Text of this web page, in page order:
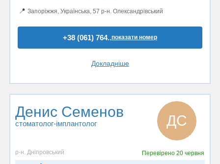
📍 Запоріжжя, Українська, 57 р-н. Олександрівський
+38 (061) 764..показати номер
Докладніше
Денис Семенов
стоматолог-імплантолог ДС
р-н. Дніпровський Перевірено20 червня